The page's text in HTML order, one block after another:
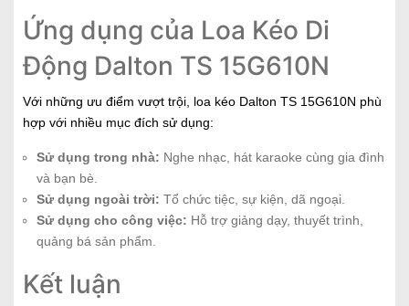
Ứng dụng của Loa Kéo Di
Động Dalton TS 15G610N
Với những ưu điểm vượt trội, loa kéo Dalton TS 15G610N phù
hợp với nhiều mục đích sử dụng:
Sử dụng trong nhà: Nghe nhạc, hát karaoke cùng gia đình
và bạn bè.
Sử dụng ngoài trời: Tổ chức tiệc, sự kiện, dã ngoại.
Sử dụng cho công việc: Hỗ trợ giảng dạy, thuyết trình,
quảng bá sản phẩm.
Kết luận